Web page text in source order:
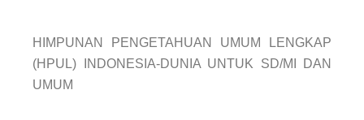
Umum
HIMPUNAN PENGETAHUAN UMUM LENGKAP
(HPUL) INDONESIA-DUNIA UNTUK SD/MI DAN
UMUM